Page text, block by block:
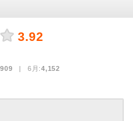
3.92
| 6月:4,152